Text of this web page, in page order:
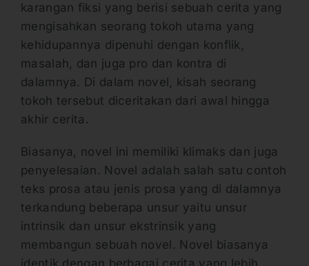
karangan fiksi yang berisi sebuah cerita yang
mengisahkan seorang tokoh utama yang
kehidupannya dipenuhi dengan konflik,
masalah, dan juga pro dan kontra di
dalamnya. Di dalam novel, kisah seorang
tokoh tersebut diceritakan dari awal hingga
akhir cerita.
Biasanya, novel ini memiliki klimaks dan juga
penyelesaian. Novel adalah salah satu contoh
teks prosa atau jenis prosa yang di dalamnya
terkandung beberapa unsur yaitu unsur
intrinsik dan unsur ekstrinsik yang
membangun sebuah novel. Novel biasanya